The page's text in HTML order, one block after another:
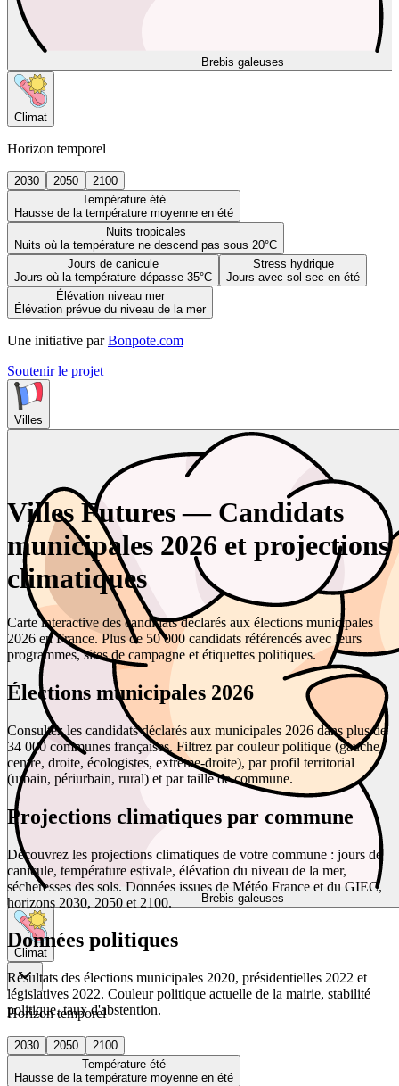
Brebis galeuses
Climat
Horizon temporel
2030 2050
2100
Température été
Hausse de la température moyenne en été
Nuits tropicales
Nuits où la température ne descend pas sous 20°C
Jours de canicule
Jours où la température dépasse 35°C
Stress hydrique
Jours avec sol sec en été
Élévation niveau mer
Élévation prévue du niveau de la mer
Une initiative par Bonpote.com
Soutenir le projet
Villes
Brebis galeuses
Climat
Horizon temporel
2030 2050
2100
Température été
Hausse de la température moyenne en été
Villes Futures — Candidats
municipales 2026 et projections
climatiques
Carte interactive des candidats déclarés aux élections municipales
2026 en France. Plus de 50 000 candidats référencés avec leurs
programmes, sites de campagne et étiquettes politiques.
Élections municipales 2026
Consultez les candidats déclarés aux municipales 2026 dans plus de
34 000 communes françaises. Filtrez par couleur politique (gauche,
centre, droite, écologistes, extrême-droite), par profil territorial
(urbain, périurbain, rural) et par taille de commune.
Projections climatiques par commune
Découvrez les projections climatiques de votre commune : jours de
canicule, température estivale, élévation du niveau de la mer,
sécheresses des sols. Données issues de Météo France et du GIEC,
horizons 2030, 2050 et 2100.
Données politiques
Résultats des élections municipales 2020, présidentielles 2022 et
législatives 2022. Couleur politique actuelle de la mairie, stabilité
politique, taux d'abstention.